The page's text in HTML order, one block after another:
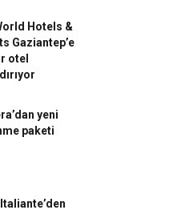
Hotels &
Gaziantep’e
otel
yeni
paketi